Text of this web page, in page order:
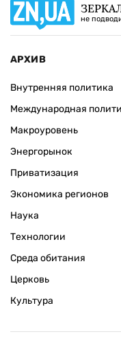
не
АРХИВ
Внутренняя политика
Международная
Макроуровень
Энергорынок
Приватизация
Экономика регионов
Наука
Технологии
Среда обитания
Церковь
Культура